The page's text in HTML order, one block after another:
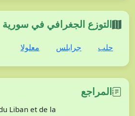
التوزع الجغرافي في سورية
حلب جرابلس معلولا
المراجع
Liban et de la